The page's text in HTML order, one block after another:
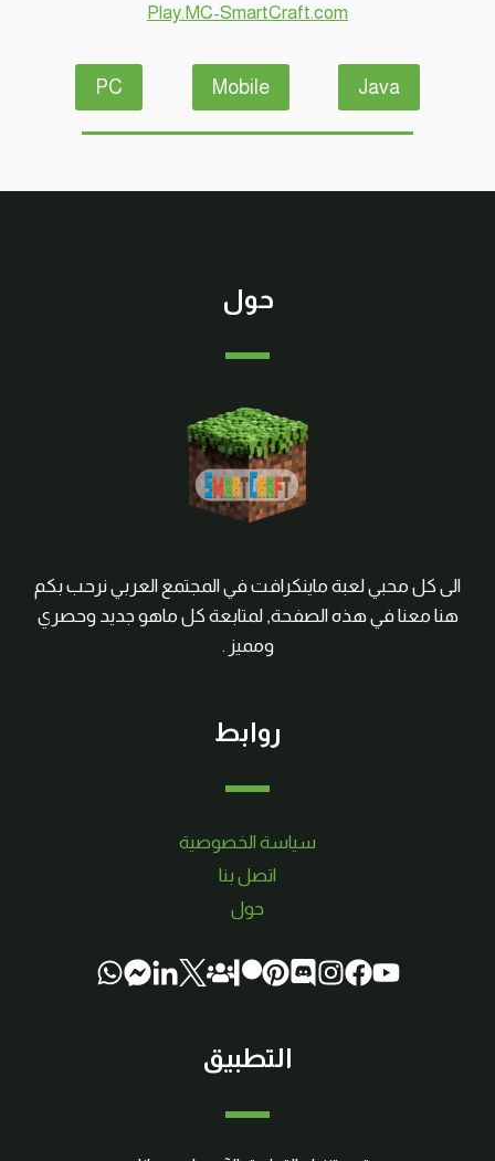
Play.MC-SmartCraft.com
Java
Mobile
PC
حول
الى كل محبي لعبة ماينكرافت في المجتمع العربي نرحب بكم
هنا معنا في هذه الصفحة, لمتابعة كل ماهو جديد وحصري
ومميز .
روابط
سياسة الخصوصية
اتصل بنا
حول
التطبيق